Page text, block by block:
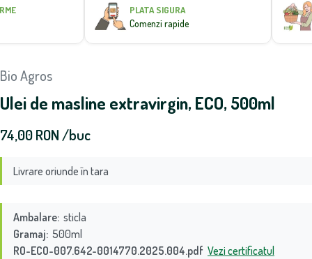
PLATA SIGURA
Comenzi rapide
Bio Agros
Ulei de masline extravirgin, ECO, 500ml
74,00RON /buc
Livrare oriunde în tara
Ambalare: sticla
Gramaj: 500ml
RO-ECO-007.642-0014770.2025.004.pdf Vezi certificatul